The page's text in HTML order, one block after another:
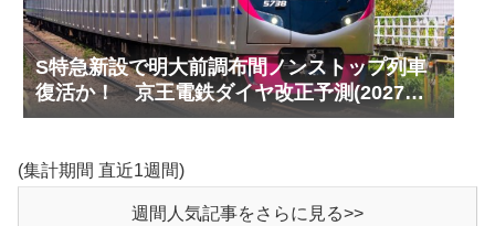
S特急新設で明大前調布間ノンストップ列車
復活か！ 京王電鉄ダイヤ改正予測(2027年
以降予定)
(集計期間 直近1週間)
週間人気記事をさらに見る>>